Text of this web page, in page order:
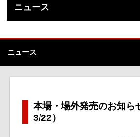
ニュース
ニュース
本場・場外発売のお知ら
3/22）